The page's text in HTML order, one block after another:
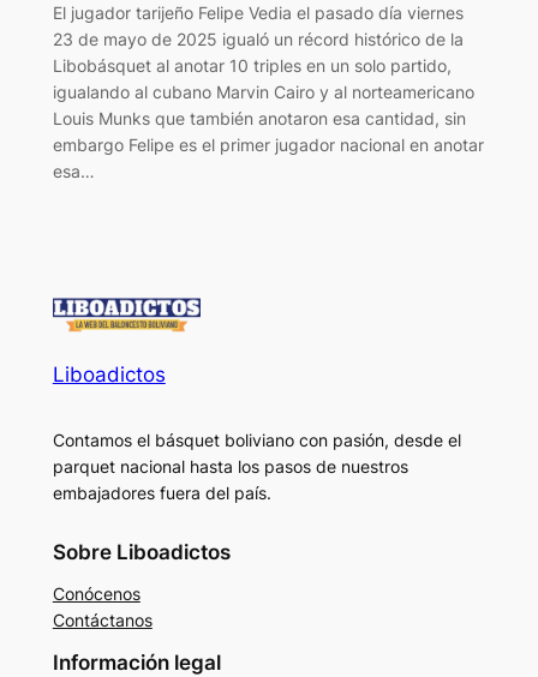
El jugador tarijeño Felipe Vedia el pasado día viernes
23 de mayo de 2025 igualó un récord histórico de la
Libobásquet al anotar 10 triples en un solo partido,
igualando al cubano Marvin Cairo y al norteamericano
Louis Munks que también anotaron esa cantidad, sin
embargo Felipe es el primer jugador nacional en anotar
esa…
Liboadictos
Contamos el básquet boliviano con pasión, desde el
parquet nacional hasta los pasos de nuestros
embajadores fuera del país.
Sobre Liboadictos
Conócenos
Contáctanos
Información legal